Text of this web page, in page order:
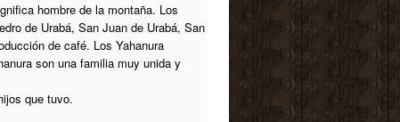
hombre de la montaña. Los
de Urabá, San Juan de Urabá, San
de café. Los Yahanura
son una familia muy unida y
que tuvo.